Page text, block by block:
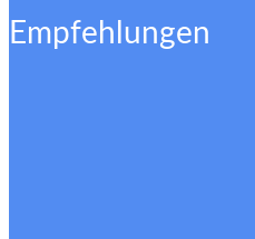
Empfehlungen